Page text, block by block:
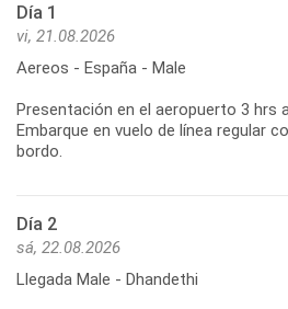
Día 1
vi, 21.08.2026
Aereos - España - Male
Presentación en el aeropuerto 3 hrs
Embarque en vuelo de línea regular
bordo.
Día 2
sá, 22.08.2026
Llegada Male - Dhandethi